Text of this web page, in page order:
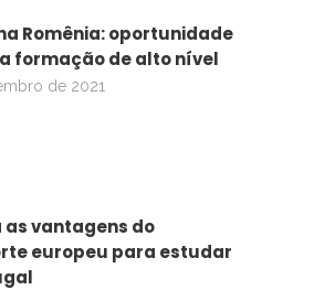
Romênia: oportunidade
formação de alto nível
de 2021
as vantagens do
europeu para estudar